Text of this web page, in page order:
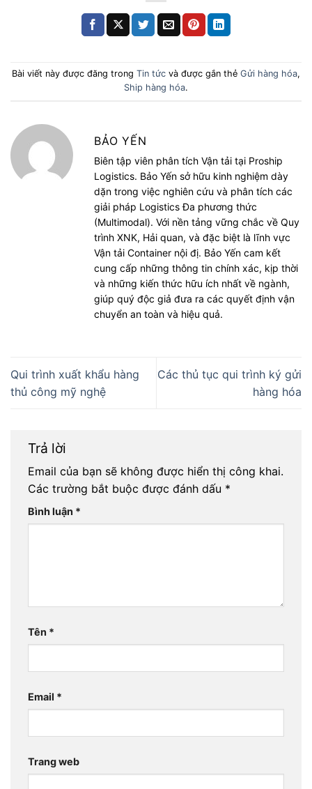
Bài viết này được đăng trong Tin tức và được gắn thẻ Gửi hàng hóa,
Ship hàng hóa.
BẢO YẾN
Biên tập viên phân tích Vận tải tại Proship
Logistics. Bảo Yến sở hữu kinh nghiệm dày
dặn trong việc nghiên cứu và phân tích các
giải pháp Logistics Đa phương thức
(Multimodal). Với nền tảng vững chắc về Quy
trình XNK, Hải quan, và đặc biệt là lĩnh vực
Vận tải Container nội đị. Bảo Yến cam kết
cung cấp những thông tin chính xác, kịp thời
và những kiến thức hữu ích nhất về ngành,
giúp quý độc giả đưa ra các quyết định vận
chuyển an toàn và hiệu quả.
Qui trình xuất khẩu hàng
thủ công mỹ nghệ
Các thủ tục qui trình ký gửi
hàng hóa
Trả lời
Email của bạn sẽ không được hiển thị công khai.
Các trường bắt buộc được đánh dấu *
Bình luận *
Tên *
Email *
Trang web